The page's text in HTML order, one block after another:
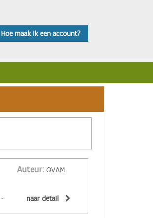
Hoe maak ik een account?
Auteur: OVAM
‌De circulaire economie is een economisch systeem waarin zoveel mogelijk producten en grondstoffen hergebruikt of hoogwaardig gerecycleerd worden. Materialen zijn (volledig) recycleerbaar of afbreekbaar, spullen worden hersteld, hebben een hoge tweedehandswaarde, zijn ‘upgradebaar’, kunnen makkelijk gedemonteerd worden en omgevormd tot nieuwe producten ... Zo wordt maximaal vermeden dat spullen hun waarde verliezen. De circulaire economie biedt een alternatief voor het huidige lineaire systeem. Daarin worden grondstoffen omgezet in producten die aan het einde van hun leven massaal afval worden. De Ellen MacArthur Foundation maakte er een inzichtelijk filmpje over: naar detail